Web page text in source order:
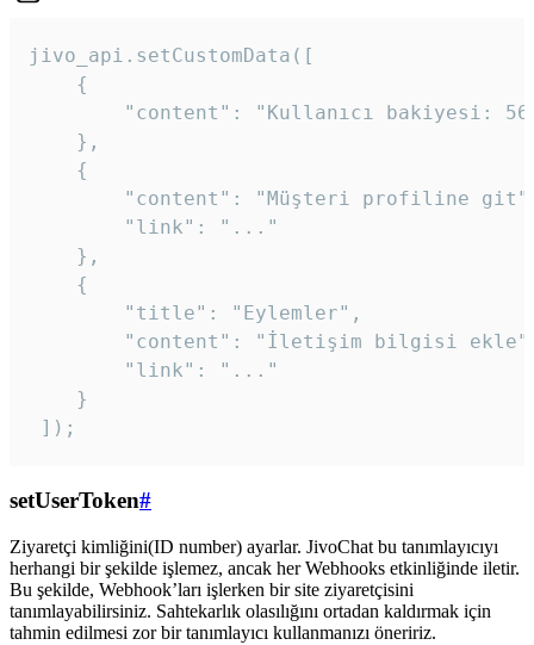
jivo_api.setCustomData([
    {
"content": "Kullanıcı bakiyesi:
    },
    {
"content": "Müşteri profiline
        "link": "..."
    },
    {
        "title": "Eylemler",
"content": "İletişim bilgisi
        "link": "..."
    }
]);
setUserToken#
Ziyaretçi kimliğini(ID number) ayarlar. JivoChat bu tanımlayıcıyı
herhangi bir şekilde işlemez, ancak her Webhooks etkinliğinde iletir.
Bu şekilde, Webhook’ları işlerken bir site ziyaretçisini
tanımlayabilirsiniz. Sahtekarlık olasılığını ortadan kaldırmak için
tahmin edilmesi zor bir tanımlayıcı kullanmanızı öneririz.